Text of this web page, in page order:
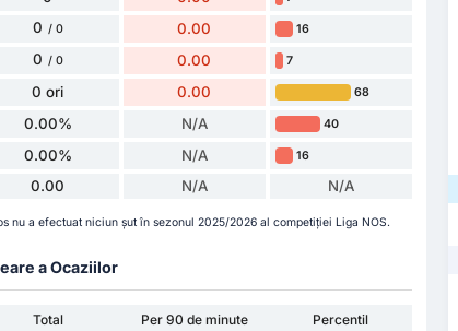
0 / 0 0.00 16
0 / 0 0.00 7
0 ori 0.00 68
0.00% N/A 40
0.00% N/A 16
0.00 N/A N/A
nu a efectuat niciun șut în sezonul 2025/2026 al competiției Liga NOS.
a Ocaziilor
Total Per 90 de minute
Percentil